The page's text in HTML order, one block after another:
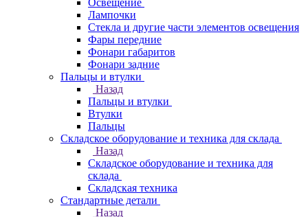
Освещение
Лампочки
Стекла и другие части элементов освещения
Фары передние
Фонари габаритов
Фонари задние
Пальцы и втулки
Назад
Пальцы и втулки
Втулки
Пальцы
Складское оборудование и техника для склада
Назад
Складское оборудование и техника для
склада
Складская техника
Стандартные детали
Назад